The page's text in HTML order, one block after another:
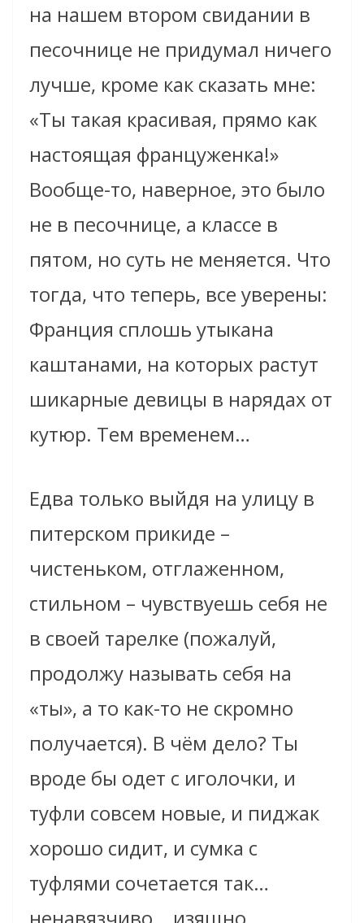
на нашем втором свидании в
песочнице не придумал ничего
лучше, кроме как сказать мне:
«Ты такая красивая, прямо как
настоящая француженка!»
Вообще-то, наверное, это было
не в песочнице, а классе в
пятом, но суть не меняется. Что
тогда, что теперь, все уверены:
Франция сплошь утыкана
каштанами, на которых растут
шикарные девицы в нарядах от
кутюр. Тем временем…
Едва только выйдя на улицу в
питерском прикиде –
чистеньком, отглаженном,
стильном – чувствуешь себя не
в своей тарелке (пожалуй,
продолжу называть себя на
«ты», а то как-то не скромно
получается). В чём дело? Ты
вроде бы одет с иголочки, и
туфли совсем новые, и пиджак
хорошо сидит, и сумка с
туфлями сочетается так…